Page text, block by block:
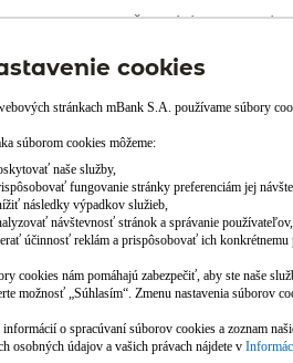
Špeciálne ponuky